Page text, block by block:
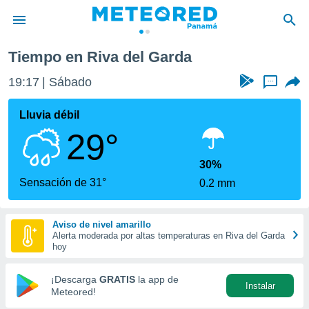
de
ha
para
que se
calidad.
a este
las
y
forma
digital
basada
Tiempo en Riva del Garda
19:17 Sábado ...
Lluvia débil
29°
Sensación de 31°
30%
0.2 mm
Aviso de nivel amarillo
Alerta moderada por altas temperaturas en Riva del Garda
hoy
¡Descarga GRATIS la app de
Meteored!
Instalar